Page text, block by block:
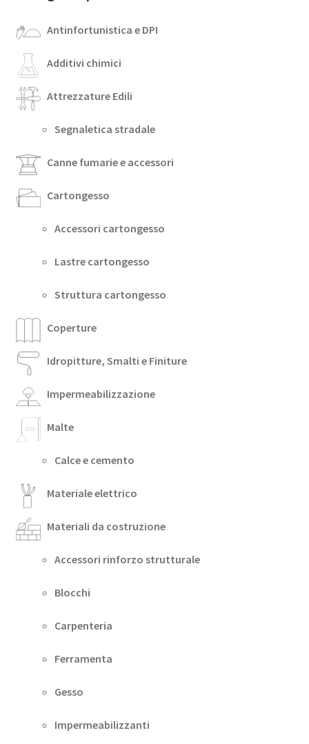
Antinfortunistica e DPI
Additivi chimici
Attrezzature Edili
Segnaletica stradale
Canne fumarie e accessori
Cartongesso
Accessori cartongesso
Lastre cartongesso
Struttura cartongesso
Coperture
Idropitture, Smalti e Finiture
Impermeabilizzazione
Malte
Calce e cemento
Materiale elettrico
Materiali da costruzione
Accessori rinforzo strutturale
Blocchi
Carpenteria
Ferramenta
Gesso
Impermeabilizzanti